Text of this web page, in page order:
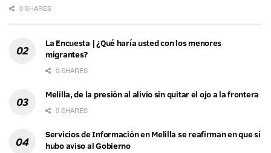
0 SHARES
La Encuesta | ¿Qué haría usted con los menores
migrantes?
0 SHARES
Melilla, de la presión al alivio sin quitar el ojo a la frontera
0 SHARES
Servicios de Información en Melilla se reafirman en que sí
hubo aviso al Gobierno